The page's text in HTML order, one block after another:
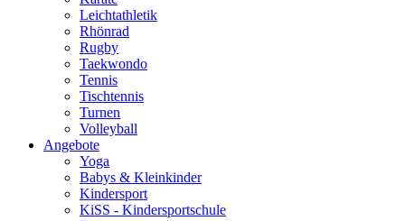
Leichtathletik
Rhönrad
Rugby
Taekwondo
Tennis
Tischtennis
Turnen
Volleyball
Angebote
Yoga
Babys & Kleinkinder
Kindersport
KiSS - Kindersportschule